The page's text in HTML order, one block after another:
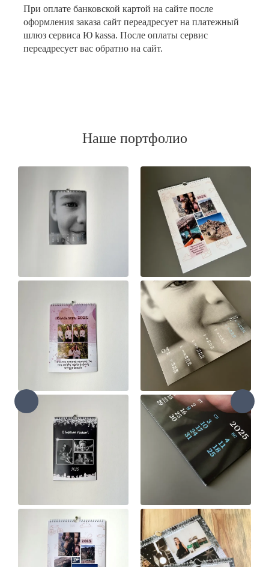
При оплате банковской картой на сайте после
оформления заказа сайт переадресует на платежный
шлюз сервиса Ю kassa. После оплаты сервис
переадресует вас обратно на сайт.
Наше портфолио